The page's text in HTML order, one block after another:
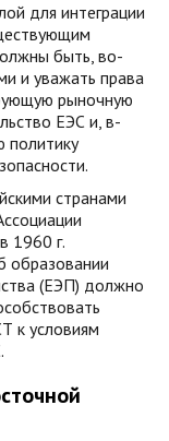
для интеграции
быть, во-
и уважать права
рыночную
ЕЭС и, в-
политику
странами
1960 г.
образовании
(ЕЭП) должно
к условиям